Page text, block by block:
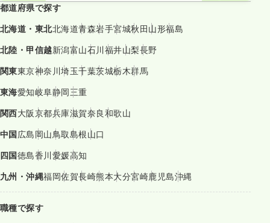
都道府県で探す
北海道・東北北海道青森岩手宮城秋田山形福島
北陸・甲信越新潟富山石川福井山梨長野
関東東京神奈川埼玉千葉茨城栃木群馬
東海愛知岐阜静岡三重
関西大阪京都兵庫滋賀奈良和歌山
中国広島岡山鳥取島根山口
四国徳島香川愛媛高知
九州・沖縄福岡佐賀長崎熊本大分宮崎鹿児島沖縄
職種で探す